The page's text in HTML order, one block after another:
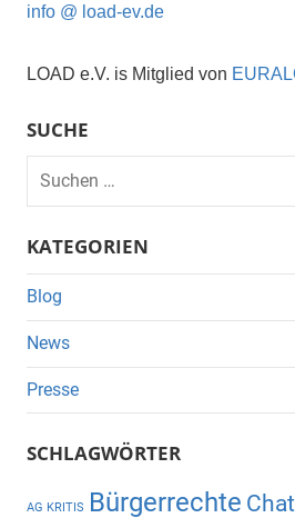
info @ load-ev.de
LOAD e.V. is Mitglied von
SUCHE
Suchen
nach:
KATEGORIEN
Blog
News
Presse
SCHLAGWÖRTER
AG KRITIS Bürgerrechte